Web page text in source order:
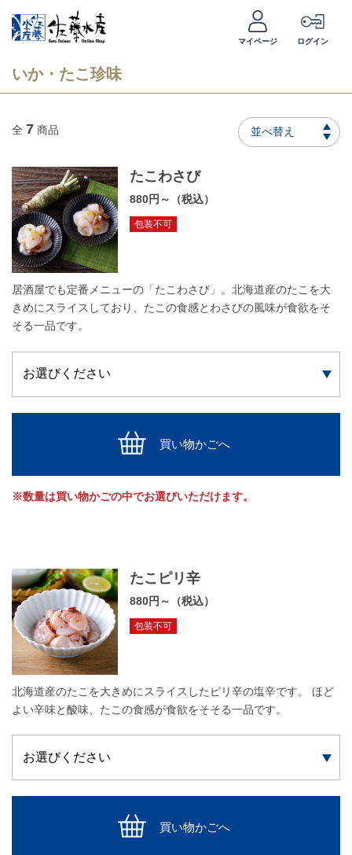
マイページ ログイン
いか・たこ珍味
全 7 商品 並べ替え
たこわさび
880円～（税込）
包装不可
居酒屋でも定番メニューの「たこわさび」。北海道産のたこを大
きめにスライスしており、たこの食感とわさびの風味が食欲をそ
そる一品です。
買い物かごへ
※数量は買い物かごの中でお選びいただけます。
たこピリ辛
880円～（税込）
包装不可
北海道産のたこを大きめにスライスしたピリ辛の塩辛です。 ほど
よい辛味と酸味、たこの食感が食欲をそそる一品です。
買い物かごへ